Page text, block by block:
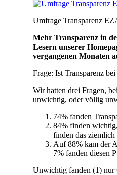
Umfrage Transparenz
Mehr Transparenz in
Lesern unserer
vergangenen Monaten
Frage: Ist Transparenz
Wir hatten drei Fragen,
unwichtig, oder völlig
74% fanden
84% finden
finden das
Auf 88% kam der
7% fanden diesen
Unwichtig fanden (1) nur